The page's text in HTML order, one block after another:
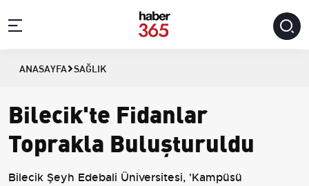
ANASAYFA SAĞLIK
Bilecik'te Fidanlar
Toprakla Buluşturuldu
Bilecik Şeyh Edebali Üniversitesi, 'Kampüsü